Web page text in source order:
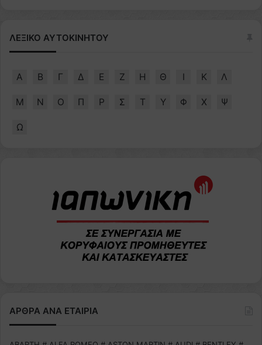
ΛΕΞΙΚΟ ΑΥΤΟΚΙΝΗΤΟΥ
Α Β Γ Δ Ε Ζ Η Θ Ι Κ Λ
Μ Ν Ο Π Ρ Σ Τ Υ Φ Χ Ψ
Ω
ΑΡΘΡΑ ΑΝΑ ΕΤΑΙΡΙΑ